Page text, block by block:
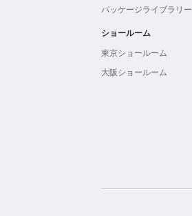
パッケージライブラリー
ショールーム
東京ショールーム
大阪ショールーム